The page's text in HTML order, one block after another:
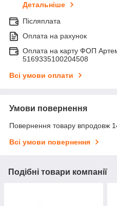
Детальніше
Післяплата
Оплата на рахунок
Оплата на карту ФОП
5169335100204508
Всі умови оплати
Умови повернення
Повернення товару впродовж
Всі умови повернення
Подібні товари компанії